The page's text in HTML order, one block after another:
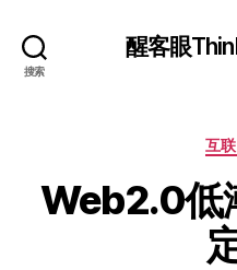
搜索
醒客眼
互
Web2.0低